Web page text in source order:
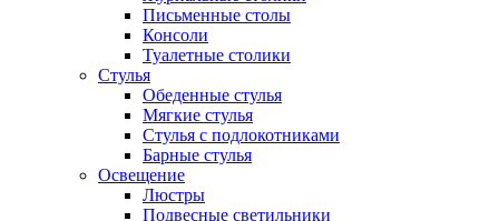
Письменные столы
Консоли
Туалетные столики
Стулья
Обеденные стулья
Мягкие стулья
Стулья с подлокотниками
Барные стулья
Освещение
Люстры
Подвесные светильники